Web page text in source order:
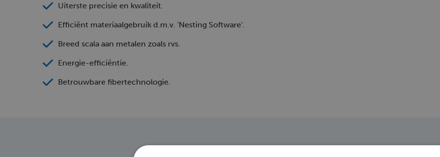
Uiterste precisie en kwaliteit.
Efficiënt materiaalgebruik d.m.v. 'Nesting Software'.
Breed scala aan metalen zoals rvs.
Energie-efficiëntie.
Betrouwbare fibertechnologie.